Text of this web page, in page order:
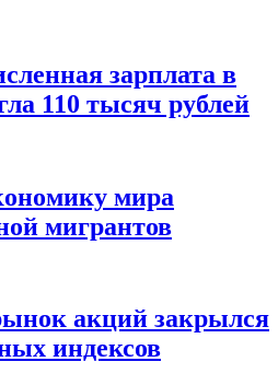
зарплата в
110 тысяч рублей
мира
мигрантов
акций закрылся
индексов